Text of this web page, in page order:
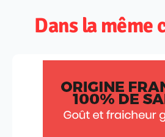
Dans la même